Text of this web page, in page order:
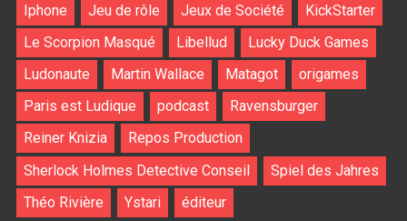
Iphone
Jeu de rôle Jeux de Société
KickStarter
Le Scorpion Masqué
Libellud
Lucky Duck Games
Ludonaute
Martin Wallace Matagot
origames
Paris est Ludique
podcast
Ravensburger
Reiner Knizia
Repos Production
Sherlock Holmes Detective Conseil
Spiel des Jahres
Théo Rivière
Ystari éditeur